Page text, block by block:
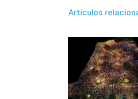
Artículos